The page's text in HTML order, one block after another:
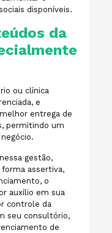
disponíveis.
da
ou clínica
e
entrega de
permitindo um
gestão,
assertiva,
o
auxílio em sua
controle da
seu consultório,
de